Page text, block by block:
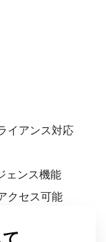
イアンス対応
ェンス機能
クセス可能